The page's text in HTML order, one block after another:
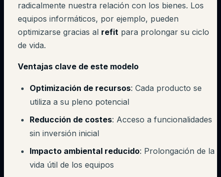
radicalmente nuestra relación con los bienes. Los
equipos informáticos, por ejemplo, pueden
optimizarse gracias al refit para prolongar su ciclo
de vida.
Ventajas clave de este modelo
Optimización de recursos: Cada producto se
utiliza a su pleno potencial
Reducción de costes: Acceso a funcionalidades
sin inversión inicial
Impacto ambiental reducido: Prolongación de la
vida útil de los equipos